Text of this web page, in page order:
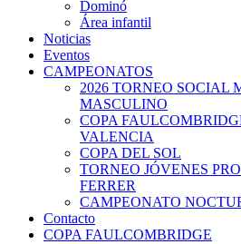
Dominó
Área infantil
Noticias
Eventos
CAMPEONATOS
2026 TORNEO SOCIAL
MASCULINO
COPA
VALENCIA
COPA DEL SOL
TORNEO JÓVENES
FERRER
CAMPEONATO
Contacto
COPA FAULCOMBRIDGE